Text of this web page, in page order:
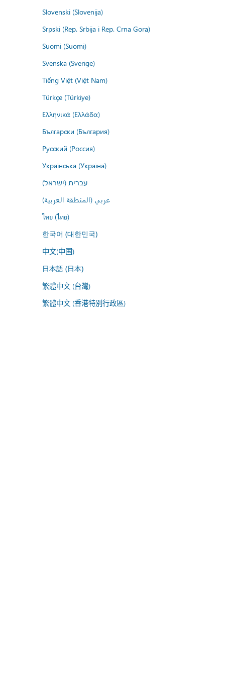
Slovenski (Slovenija)
Srpski (Rep. Srbija i Rep. Crna Gora)
Suomi (Suomi)
Svenska (Sverige)
Tiếng Việt (Việt Nam)
Türkçe (Türkiye)
Ελληνικά (Ελλάδα)
Български (България)
Русский (Россия)
Українська (Україна)
עברית (ישראל)
عربي (المنطقة العربية)
ไทย (ไทย)
한국어 (대한민국)
中文(中国)
日本語 (日本)
繁體中文 (台灣)
繁體中文 (香港特別行政區)